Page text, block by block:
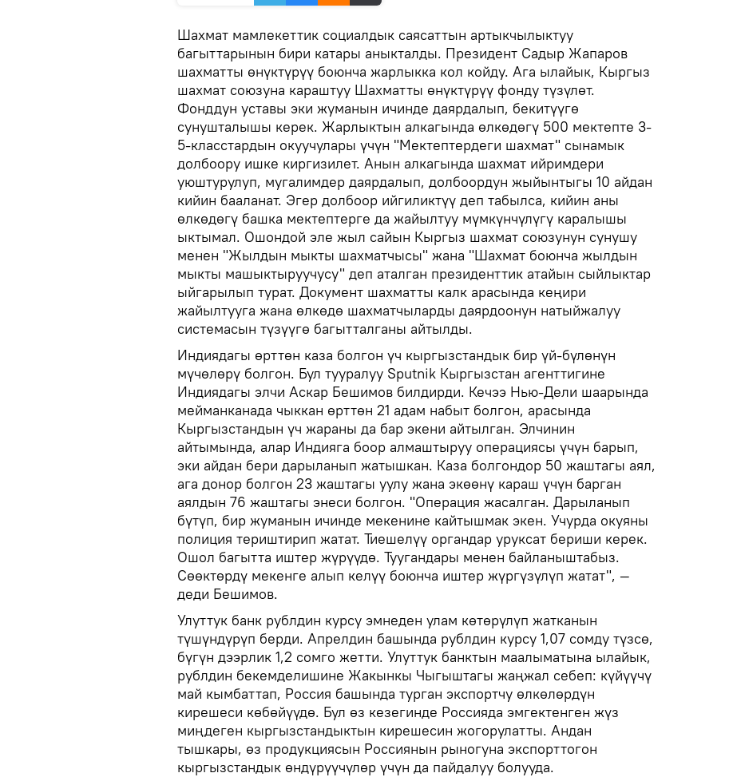
Шахмат мамлекеттик социалдык саясаттын артыкчылыктуу
багыттарынын бири катары аныкталды. Президент Садыр Жапаров
шахматты өнүктүрүү боюнча жарлыкка кол койду. Ага ылайык, Кыргыз
шахмат союзуна караштуу Шахматты өнүктүрүү фонду түзүлөт.
Фонддун уставы эки жуманын ичинде даярдалып, бекитүүгө
сунушталышы керек. Жарлыктын алкагында өлкөдөгү 500 мектепте 3-
5-класстардын окуучулары үчүн "Мектептердеги шахмат" сынамык
долбоору ишке киргизилет. Анын алкагында шахмат ийримдери
уюштурулуп, мугалимдер даярдалып, долбоордун жыйынтыгы 10 айдан
кийин бааланат. Эгер долбоор ийгиликтүү деп табылса, кийин аны
өлкөдөгү башка мектептерге да жайылтуу мүмкүнчүлүгү каралышы
ыктымал. Ошондой эле жыл сайын Кыргыз шахмат союзунун сунушу
менен "Жылдын мыкты шахматчысы" жана "Шахмат боюнча жылдын
мыкты машыктыруучусу" деп аталган президенттик атайын сыйлыктар
ыйгарылып турат. Документ шахматты калк арасында кеңири
жайылтууга жана өлкөдө шахматчыларды даярдоонун натыйжалуу
системасын түзүүгө багытталганы айтылды.
Индиядагы өрттөн каза болгон үч кыргызстандык бир үй-бүлөнүн
мүчөлөрү болгон. Бул тууралуу Sputnik Кыргызстан агенттигине
Индиядагы элчи Аскар Бешимов билдирди. Кечээ Нью-Дели шаарында
мейманканада чыккан өрттөн 21 адам набыт болгон, арасында
Кыргызстандын үч жараны да бар экени айтылган. Элчинин
айтымында, алар Индияга боор алмаштыруу операциясы үчүн барып,
эки айдан бери дарыланып жатышкан. Каза болгондор 50 жаштагы аял,
ага донор болгон 23 жаштагы уулу жана экөөнү караш үчүн барган
аялдын 76 жаштагы энеси болгон. "Операция жасалган. Дарыланып
бүтүп, бир жуманын ичинде мекенине кайтышмак экен. Учурда окуяны
полиция териштирип жатат. Тиешелүү органдар уруксат бериши керек.
Ошол багытта иштер жүрүүдө. Туугандары менен байланыштабыз.
Сөөктөрдү мекенге алып келүү боюнча иштер жүргүзүлүп жатат", —
деди Бешимов.
Улуттук банк рублдин курсу эмнеден улам көтөрүлүп жатканын
түшүндүрүп берди. Апрелдин башында рублдин курсу 1,07 сомду түзсө,
бүгүн дээрлик 1,2 сомго жетти. Улуттук банктын маалыматына ылайык,
рублдин бекемделишине Жакынкы Чыгыштагы жаңжал себеп: күйүүчү
май кымбаттап, Россия башында турган экспортчу өлкөлөрдүн
кирешеси көбөйүүдө. Бул өз кезегинде Россияда эмгектенген жүз
миңдеген кыргызстандыктын кирешесин жогорулатты. Андан
тышкары, өз продукциясын Россиянын рыногуна экспорттогон
кыргызстандык өндүрүүчүлөр үчүн да пайдалуу болууда.